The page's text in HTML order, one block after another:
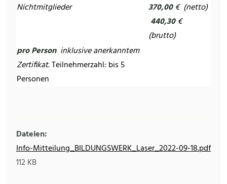
Nichtmitglieder
370,00€ (netto)
440,30€
(brutto)
pro Person inklusive anerkanntem
Zertifikat.Teilnehmerzahl: bis 5
Personen
Dateien:
Info-Mitteilung_BILDUNGSWERK_Laser_2022-09-18.pdf
112 KB